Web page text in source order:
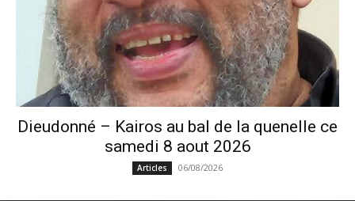
Dieudonné – Kairos au bal de la quenelle ce
samedi 8 aout 2026
Articles 06/08/2026